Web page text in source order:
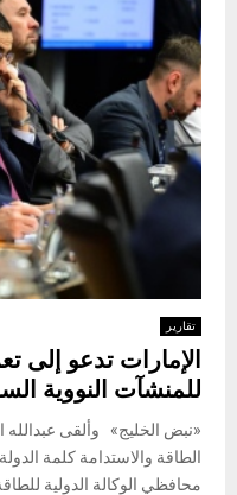
تقارير
الإمارات تدعو إلى
للمنشآت النووية
«نبض الخليج» وألقى عبدالله
الطاقة والاستدامة كلمة
محافظي الوكالة الدولية